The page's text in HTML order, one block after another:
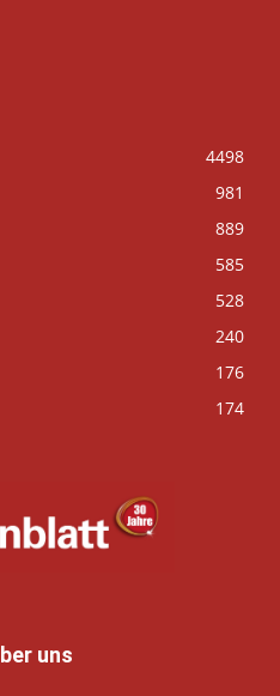
4498
981
889
585
528
240
176
174
uns